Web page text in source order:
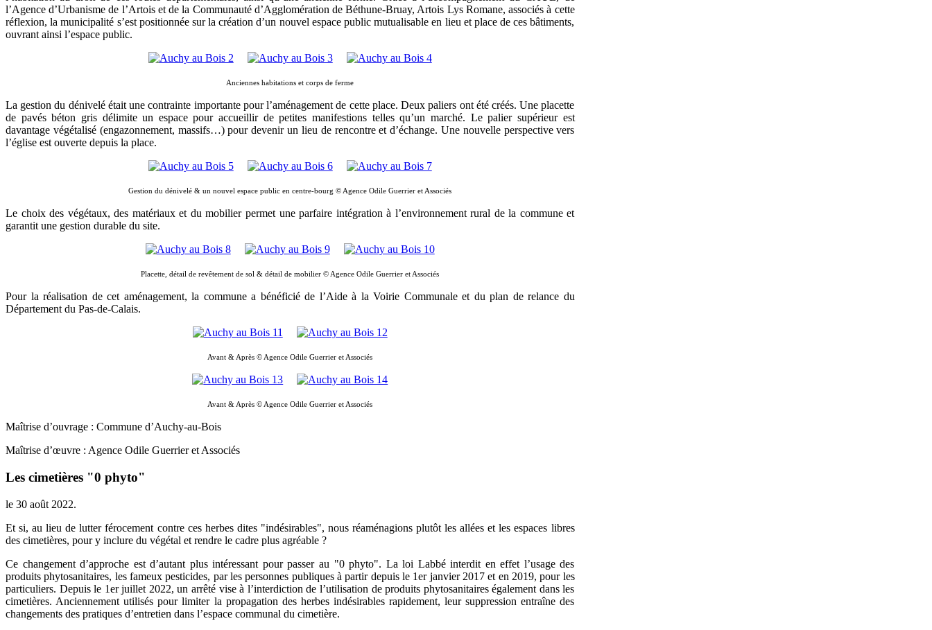
l’Agence d’Urbanisme de l’Artois et de la Communauté d’Agglomération de Béthune-Bruay, Artois Lys Romane, associés à cette
réflexion, la municipalité s’est positionnée sur la création d’un nouvel espace public mutualisable en lieu et place de ces bâtiments,
ouvrant ainsi l’espace public.
Anciennes habitations et corps de ferme
La gestion du dénivelé était une contrainte importante pour l’aménagement de cette place. Deux paliers ont été créés. Une placette
de pavés béton gris délimite un espace pour accueillir de petites manifestions telles qu’un marché. Le palier supérieur est
davantage végétalisé (engazonnement, massifs…) pour devenir un lieu de rencontre et d’échange. Une nouvelle perspective vers
l’église est ouverte depuis la place.
Gestion du dénivelé & un nouvel espace public en centre-bourg © Agence Odile Guerrier et Associés
Le choix des végétaux, des matériaux et du mobilier permet une parfaire intégration à l’environnement rural de la commune et
garantit une gestion durable du site.
Placette, détail de revêtement de sol & détail de mobilier © Agence Odile Guerrier et Associés
Pour la réalisation de cet aménagement, la commune a bénéficié de l’Aide à la Voirie Communale et du plan de relance du
Département du Pas-de-Calais.
Avant & Après © Agence Odile Guerrier et Associés
Avant & Après © Agence Odile Guerrier et Associés
Maîtrise d’ouvrage : Commune d’Auchy-au-Bois
Maîtrise d’œuvre : Agence Odile Guerrier et Associés
Les cimetières "0 phyto"
le 30 août 2022.
Et si, au lieu de lutter férocement contre ces herbes dites "indésirables", nous réaménagions plutôt les allées et les espaces libres
des cimetières, pour y inclure du végétal et rendre le cadre plus agréable ?
Ce changement d’approche est d’autant plus intéressant pour passer au "0 phyto". La loi Labbé interdit en effet l’usage des
produits phytosanitaires, les fameux pesticides, par les personnes publiques à partir depuis le 1er janvier 2017 et en 2019, pour les
particuliers. Depuis le 1er juillet 2022, un arrêté vise à l’interdiction de l’utilisation de produits phytosanitaires également dans les
cimetières. Anciennement utilisés pour limiter la propagation des herbes indésirables rapidement, leur suppression entraîne des
changements des pratiques d’entretien dans l’espace communal du cimetière.